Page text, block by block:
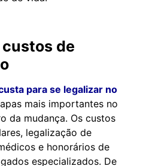
de
para se legalizar no
mais importantes no
da mudança. Os custos
legalização de
e honorários de
especializados. De